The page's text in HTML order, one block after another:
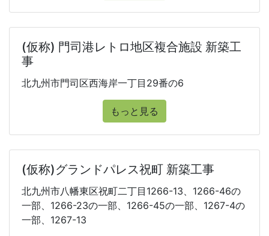
(仮称) 門司港レトロ地区複合施設 新築工
事
北九州市門司区西海岸一丁目29番の6
もっと見る
(仮称)グランドパレス祝町 新築工事
北九州市八幡東区祝町二丁目1266-13、1266-46の
一部、1266-23の一部、1266-45の一部、1267-4の
一部、1267-13